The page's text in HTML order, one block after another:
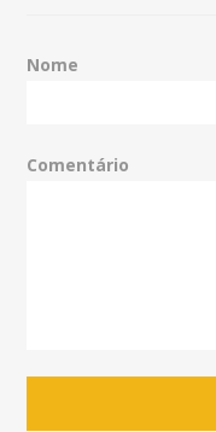
Nome
Comentário